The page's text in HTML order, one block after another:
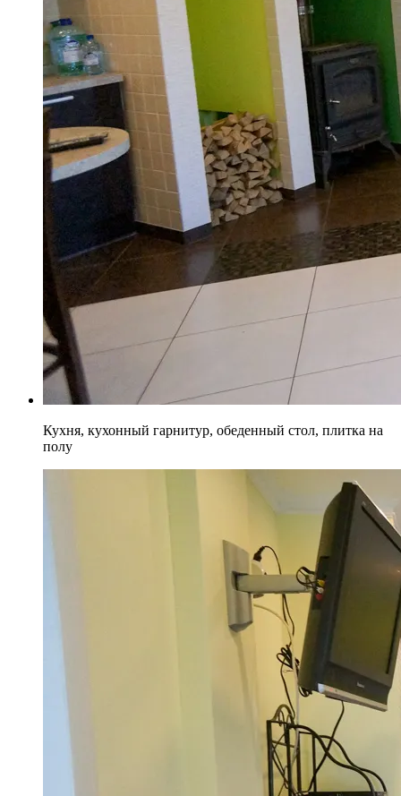
Кухня, кухонный гарнитур, обеденный стол, плитка на
полу